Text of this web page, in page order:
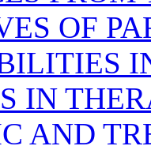
OF
IN
AND